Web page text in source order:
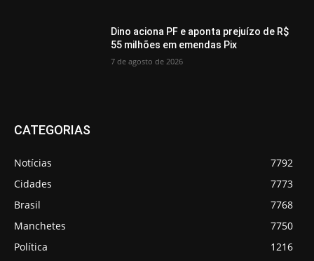
Dino aciona PF e aponta prejuízo de R$
55 milhões em emendas Pix
7 de agosto de 2026
CATEGORIAS
Notícias
7792
Cidades
7773
Brasil
7768
Manchetes
7750
Política
1216